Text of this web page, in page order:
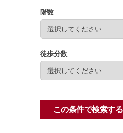
階数
徒歩分数
この条件で検索する